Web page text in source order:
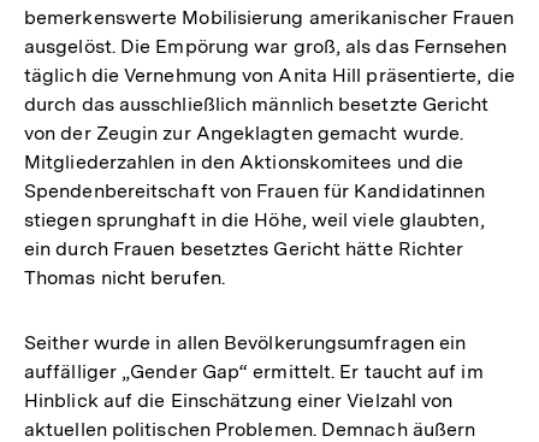
bemerkenswerte Mobilisierung amerikanischer Frauen
ausgelöst. Die Empörung war groß, als das Fernsehen
täglich die Vernehmung von Anita Hill präsentierte, die
durch das ausschließlich männlich besetzte Gericht
von der Zeugin zur Angeklagten gemacht wurde.
Mitgliederzahlen in den Aktionskomitees und die
Spendenbereitschaft von Frauen für Kandidatinnen
stiegen sprunghaft in die Höhe, weil viele glaubten,
ein durch Frauen besetztes Gericht hätte Richter
Thomas nicht berufen.
Seither wurde in allen Bevölkerungsumfragen ein
auffälliger „Gender Gap“ ermittelt. Er taucht auf im
Hinblick auf die Einschätzung einer Vielzahl von
aktuellen politischen Problemen. Demnach äußern